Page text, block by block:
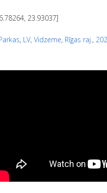
23.93037]
, LV, Vidzeme, Rīgas raj.,